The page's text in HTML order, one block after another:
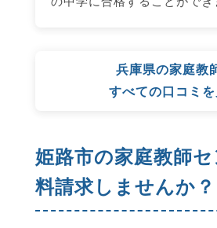
兵庫県の家庭教
すべての口コミを
姫路市の家庭教師
料請求しませんか？